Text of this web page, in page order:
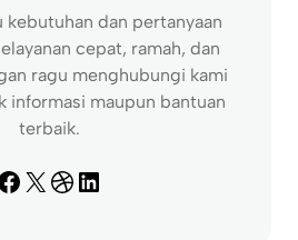
kebutuhan dan pertanyaan
cepat, ramah, dan
ragu menghubungi kami
informasi maupun bantuan
terbaik.
X Dribbble LinkedIn